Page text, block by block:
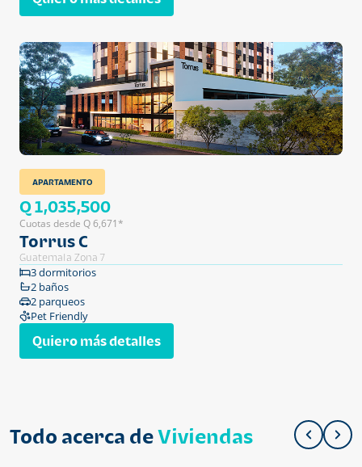
APARTAMENTO
Q 1,035,500
Cuotas desde Q 6,671*
Torrus C
Guatemala Zona 7
3 dormitorios
2 baños
2 parqueos
Pet Friendly
Quiero más detalles
Todo acerca deViviendas